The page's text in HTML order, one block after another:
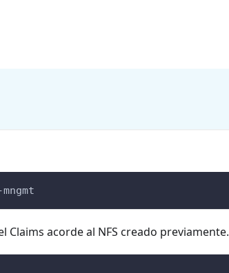
acorde al NFS creado previamente.